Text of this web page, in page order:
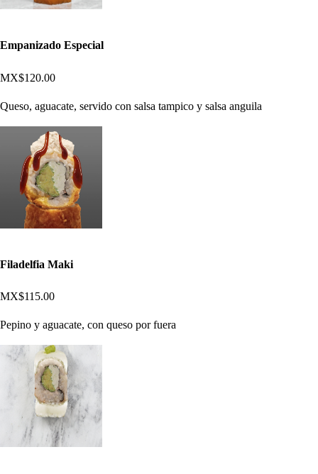
Empanizado Especial
MX$120.00
Queso, aguacate, servido con salsa tampico y salsa anguila
Filadelfia Maki
MX$115.00
Pepino y aguacate, con queso por fuera